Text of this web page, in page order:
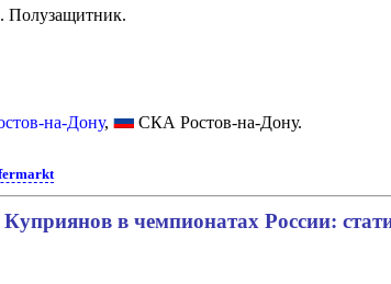
. Полузащитник.
на-Дону, СКА Ростов-на-Дону.
в чемпионатах России: